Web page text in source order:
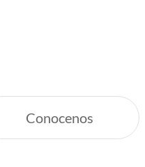
Conocenos